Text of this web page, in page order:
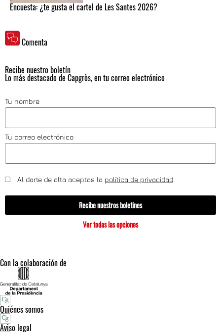
Encuesta: ¿te gusta el cartel de Les Santes 2026?
Comenta
Recibe nuestro boletín
Lo más destacado de Capgròs, en tu correo electrónico
Tu nombre
Tu correo electrónico
Al darte de alta aceptas la política de privacidad
Recibe nuestros boletines
Ver todas las opciones
Con la colaboración de
Quiénes somos
Aviso legal